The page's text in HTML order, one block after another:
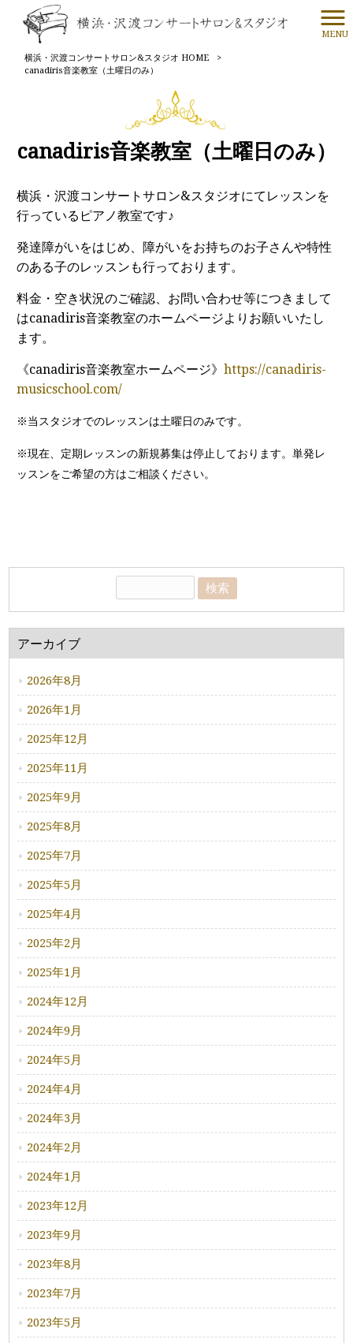
MENU
横浜・沢渡コンサートサロン&スタジオ HOME
>
canadiris音楽教室（土曜日のみ）
canadiris音楽教室（土曜日のみ）
横浜・沢渡コンサートサロン&スタジオにてレッスンを
行っているピアノ教室です♪
発達障がいをはじめ、障がいをお持ちのお子さんや特性
のある子のレッスンも行っております。
料金・空き状況のご確認、お問い合わせ等につきまして
はcanadiris音楽教室のホームページよりお願いいたし
ます。
《canadiris音楽教室ホームページ》https://canadiris-
musicschool.com/
※当スタジオでのレッスンは土曜日のみです。
※現在、定期レッスンの新規募集は停止しております。単発レ
ッスンをご希望の方はご相談ください。
アーカイブ
2026年8月
2026年1月
2025年12月
2025年11月
2025年9月
2025年8月
2025年7月
2025年5月
2025年4月
2025年2月
2025年1月
2024年12月
2024年9月
2024年5月
2024年4月
2024年3月
2024年2月
2024年1月
2023年12月
2023年9月
2023年8月
2023年7月
2023年5月